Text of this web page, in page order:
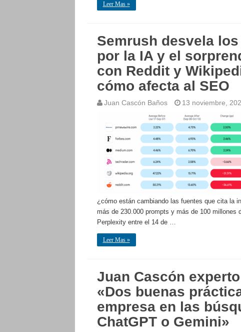
Leer Mas »
Semrush desvela
por la IA y el
con Reddit y
cómo afecta al SEO
Juan Cascón Baños 13 noviembre,
¿cómo están cambiando las fuentes que cita la
más de 230.000 prompts y más de 100 millones
Perplexity entre el 14 de …
Leer Mas »
Juan Cascón
«Dos buenas
empresa en las
ChatGPT o Gemini»